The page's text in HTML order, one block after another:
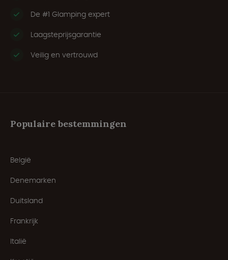
De #1 Glamping expert
Laagsteprijsgarantie
Veilig en vertrouwd
Populaire bestemmingen
België
Denemarken
Duitsland
Frankrijk
Italië